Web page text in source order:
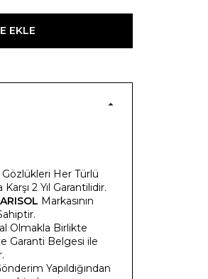
EKLE
Her Türlü
2 Yıl Garantilidir.
Markasının
Olmakla Birlikte
Garanti Belgesi ile
Yapıldığından